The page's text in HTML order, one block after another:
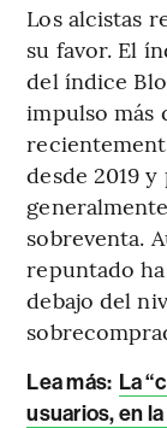
Los alcistas
su favor. El
del índice
impulso más
desde 2019
sobreventa.
repuntado
debajo del
Lea más: La
usuarios, en